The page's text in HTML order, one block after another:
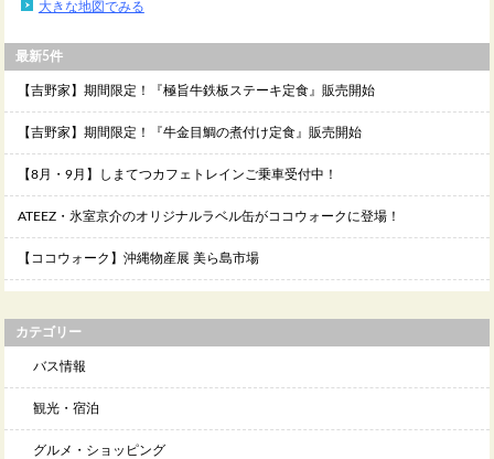
大きな地図でみる
最新5件
【吉野家】期間限定！『極旨牛鉄板ステーキ定食』販売開始
【吉野家】期間限定！『牛金目鯛の煮付け定食』販売開始
【8月・9月】しまてつカフェトレインご乗車受付中！
ATEEZ・氷室京介のオリジナルラベル缶がココウォークに登場！
【ココウォーク】沖縄物産展 美ら島市場
カテゴリー
バス情報
観光・宿泊
グルメ・ショッピング